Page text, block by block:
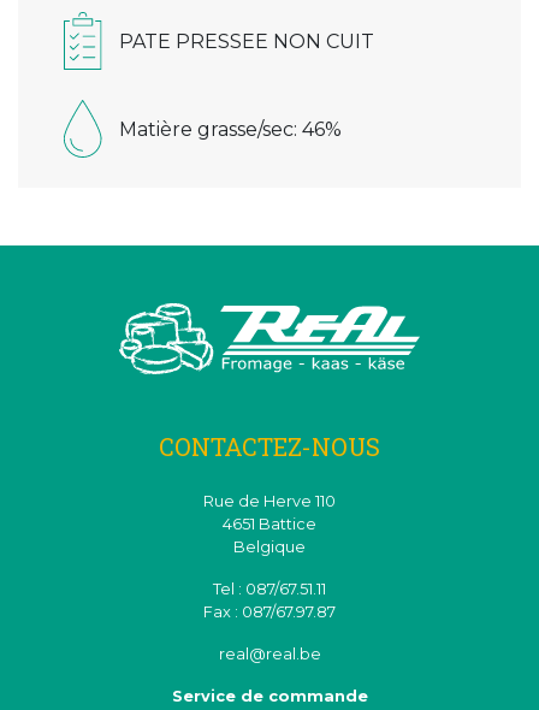
PATE PRESSEE NON CUIT
Matière grasse/sec: 46%
CONTACTEZ-NOUS
Rue de Herve 110
4651 Battice
Belgique
Tel : 087/67.51.11
Fax : 087/67.97.87
real@real.be
Service de commande